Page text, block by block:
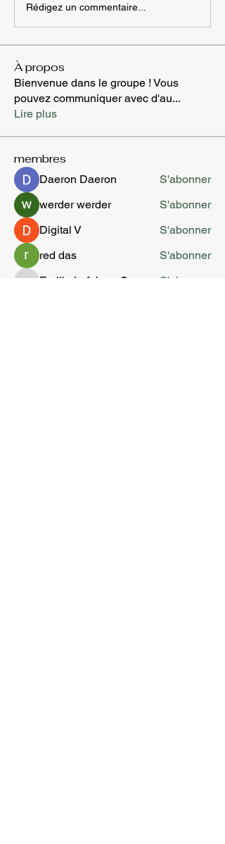
Rédigez un commentaire...
À propos
Bienvenue dans le groupe ! Vous
pouvez communiquer avec d'au...
Lire plus
membres
Daeron Daeron
S'abonner
werder werder
S'abonner
Digital V
S'abonner
red das
S'abonner
Emilie Lefebvre
S'abonner